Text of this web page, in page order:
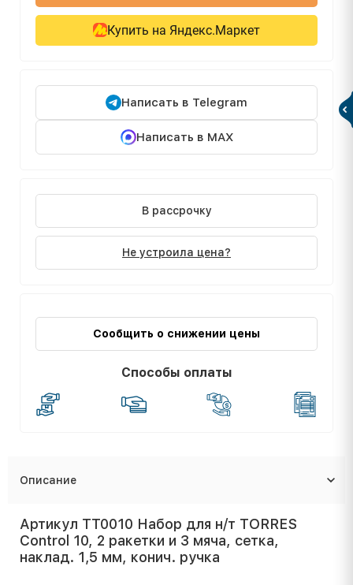
Купить на Яндекс.Маркет
Написать в Telegram
Написать в MAX
В рассрочку
Не устроила цена?
Сообщить о снижении цены
Способы оплаты
Описание
Артикул TT0010 Набор для н/т TORRES
Control 10, 2 ракетки и 3 мяча, сетка,
наклад. 1,5 мм, конич. ручка